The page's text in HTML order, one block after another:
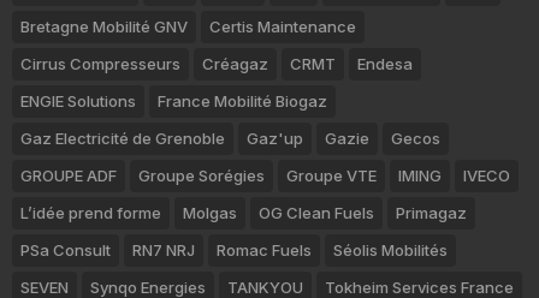
Bretagne Mobilité GNV
Certis Maintenance
Cirrus Compresseurs
Créagaz CRMT
Endesa
ENGIE Solutions
France Mobilité Biogaz
Gaz Electricité de Grenoble
Gaz'up Gazie
Gecos
GROUPE ADF
Groupe Sorégies Groupe VTE IMING
IVECO
L’idée prend forme
Molgas OG Clean Fuels
Primagaz
PSa Consult
RN7 NRJ Romac Fuels
Séolis Mobilités
SEVEN
Synqo Energies TANKYOU Tokheim Services France